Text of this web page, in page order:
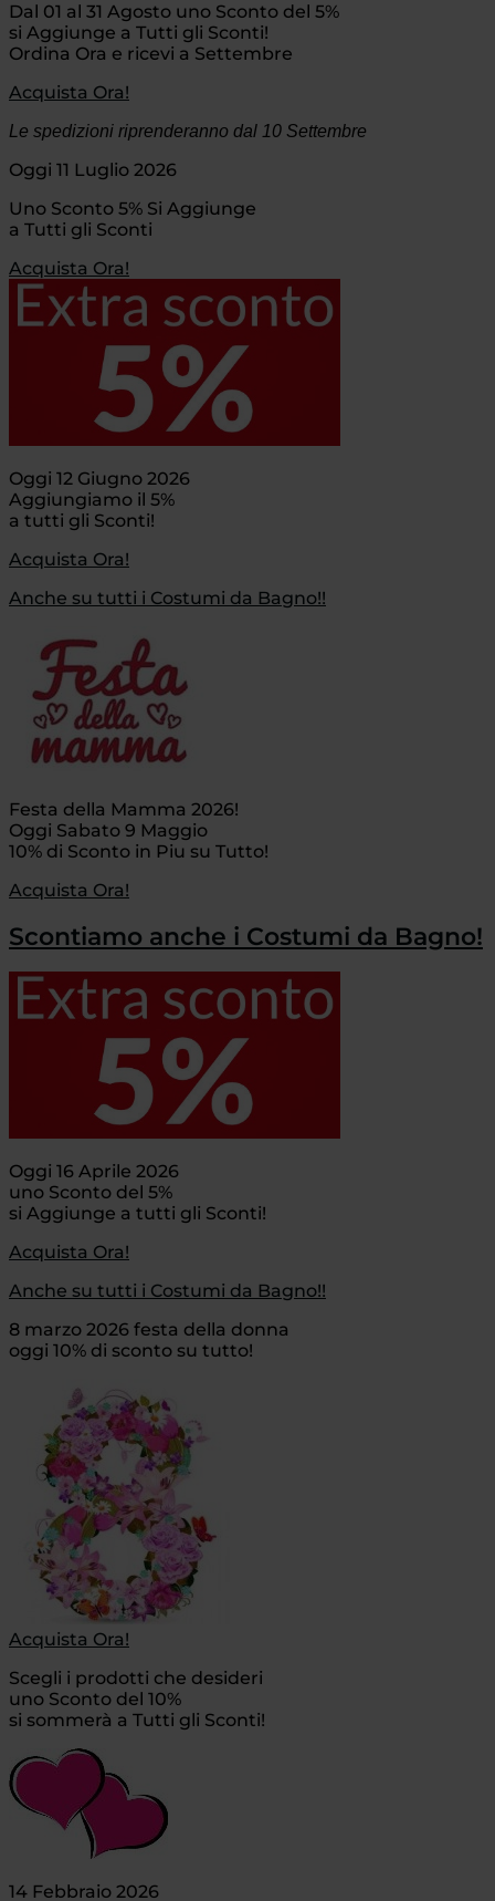
Dal 01 al 31 Agosto uno Sconto del 5%
si Aggiunge a Tutti gli Sconti!
Ordina Ora e ricevi a Settembre
Acquista Ora!
Le spedizioni riprenderanno dal 10 Settembre
Oggi 11 Luglio 2026
Uno Sconto 5% Si Aggiunge
a Tutti gli Sconti
Acquista Ora!
Oggi 12 Giugno 2026
Aggiungiamo il 5%
a tutti gli Sconti!
Acquista Ora!
Anche su tutti i Costumi da Bagno!!
Festa della Mamma 2026!
Oggi Sabato 9 Maggio
10% di Sconto in Piu su Tutto!
Acquista Ora!
Scontiamo anche i Costumi da Bagno!
Oggi 16 Aprile 2026
uno Sconto del 5%
si Aggiunge a tutti gli Sconti!
Acquista Ora!
Anche su tutti i Costumi da Bagno!!
8 marzo 2026 festa della donna
oggi 10% di sconto su tutto!
Acquista Ora!
Scegli i prodotti che desideri
uno Sconto del 10%
si sommerà a Tutti gli Sconti!
14 Febbraio 2026